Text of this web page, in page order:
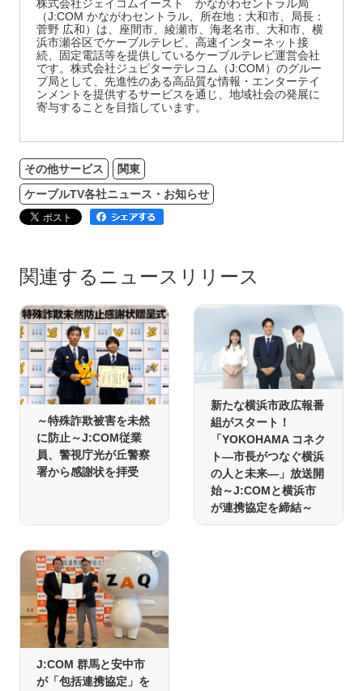
株式会社ジェイコムイースト かながわセントラル局
（J:COM かながわセントラル、所在地：大和市、局長：
菅野 広和）は、座間市、綾瀬市、海老名市、大和市、横
浜市瀬谷区でケーブルテレビ、高速インターネット接
続、固定電話等を提供しているケーブルテレビ運営会社
です。株式会社ジュピターテレコム（J:COM）のグルー
プ局として、先進性のある高品質な情報・エンターテイ
ンメントを提供するサービスを通じ、地域社会の発展に
寄与することを目指しています。
その他サービス
関東
ケーブルTV各社ニュース・お知らせ
関連するニュースリリース
～特殊詐欺被害を未然
に防止～J:COM従業
員、警視庁光が丘警察
署から感謝状を拝受
新たな横浜市政広報番
組がスタート！
「YOKOHAMA コネク
ト―市長がつなぐ横浜
の人と未来―」放送開
始～J:COMと横浜市
が連携協定を締結～
J:COM 群馬と安中市
が「包括連携協定」を